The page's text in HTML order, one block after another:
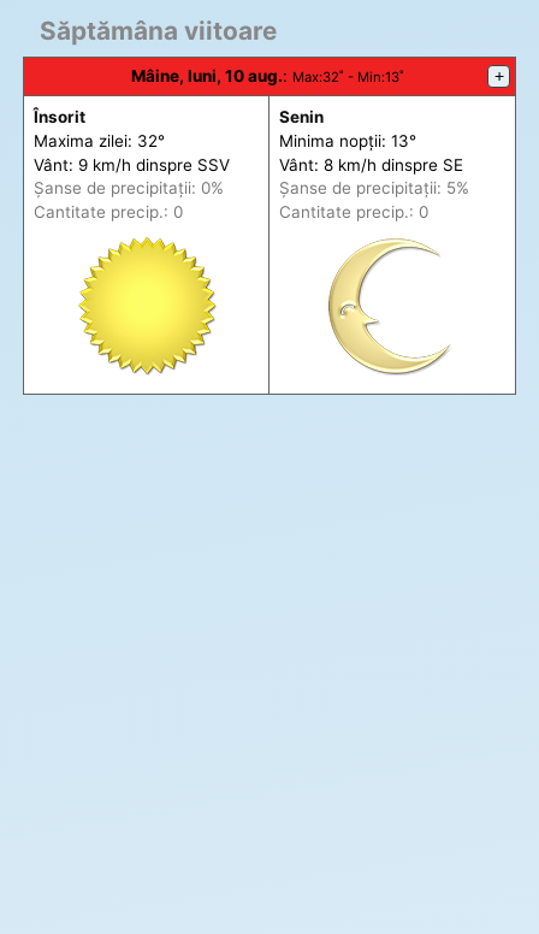
Săptămâna viitoare
Mâine, luni, 10 aug.: Max:32˚ - Min:13˚ +
Însorit
Maxima zilei: 32°
Vânt: 9 km/h dinspre SSV
Șanse de precipitații: 0%
Cantitate precip.: 0
Senin
Minima nopții: 13°
Vânt: 8 km/h dinspre SE
Șanse de precipitații: 5%
Cantitate precip.: 0